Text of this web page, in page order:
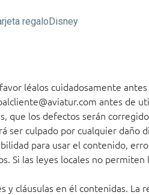
regaloDisney
léalos cuidadosamente
antes de
que los defectos serán
ser culpado por cualquier daño
para usar el contenido,
Si las leyes locales no permiten
y cláusulas en él contenidas. La